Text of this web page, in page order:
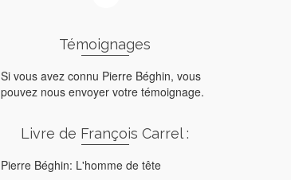
Témoignages
Si vous avez connu Pierre Béghin, vous
pouvez nous envoyer votre témoignage.
Livre de François Carrel :
Pierre Béghin: L'homme de tête